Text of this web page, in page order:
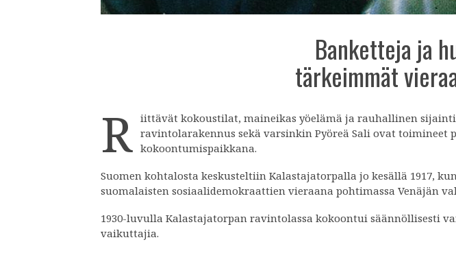
Banketteja ja
tärkeimmät
R iittävät kokoustilat, maineikas yöelämä ja rauhallinen
ravintolarakennus sekä varsinkin Pyöreä Sali ovat
kokoontumispaikkana.
Suomen kohtalosta keskusteltiin Kalastajatorpalla jo kesällä 1917,
suomalaisten sosiaalidemokraattien vieraana pohtimassa Venäjän
1930-luvulla Kalastajatorpan ravintolassa kokoontui säännöllisesti
vaikuttajia.